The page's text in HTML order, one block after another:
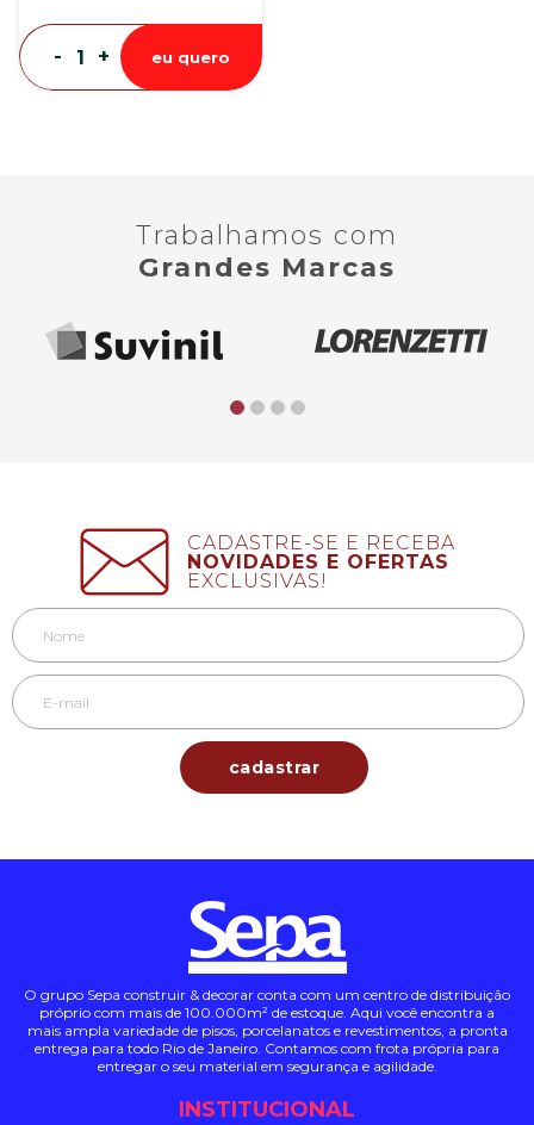
- + eu quero
Trabalhamos com
Grandes Marcas
CADASTRE-SE E RECEBA
NOVIDADES E OFERTAS
EXCLUSIVAS!
O grupo Sepa construir & decorar conta com um centro de distribuição
próprio com mais de 100.000m² de estoque. Aqui você encontra a
mais ampla variedade de pisos, porcelanatos e revestimentos, a pronta
entrega para todo Rio de Janeiro. Contamos com frota própria para
entregar o seu material em segurança e agilidade.
INSTITUCIONAL